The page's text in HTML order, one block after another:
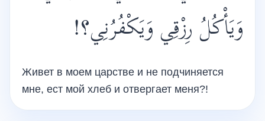
وَيَأْكُلُ رِزْقِي وَيَكْفُرُنِي؟!
Живет в моем царстве и не подчиняется
мне, ест мой хлеб и отвергает меня?!